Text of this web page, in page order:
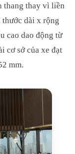
thang thay vì liền
thước dài x rộng
cao dao động từ
cơ sở của xe đạt
mm.